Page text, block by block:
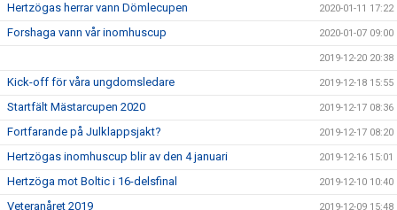
Hertzögas herrar vann Dömlecupen 2020-01-11 17:22
Forshaga vann vår inomhuscup 2020-01-07 09:00
2019-12-20 20:38
Kick-off för våra ungdomsledare 2019-12-18 15:55
Startfält Mästarcupen 2020 2019-12-17 08:36
Fortfarande på Julklappsjakt? 2019-12-17 08:20
Hertzögas inomhuscup blir av den 4 januari 2019-12-16 15:01
Hertzöga mot Boltic i 16-delsfinal 2019-12-10 10:40
Veteranåret 2019 2019-12-09 15:48